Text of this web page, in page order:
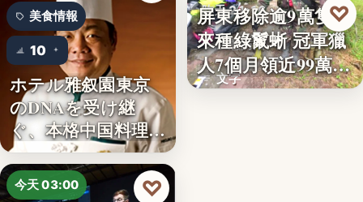
美食情報
10
ホテル雅叙園東京
のDNAを受け継
ぐ、本格中国料理店
「万福…
今天 03:00 ♡
昨天 21:16
生態防治
文字
屏東移除逾9萬隻外
來種綠鬣蜥 冠軍獵
人7個月領近99萬
獎…
♡